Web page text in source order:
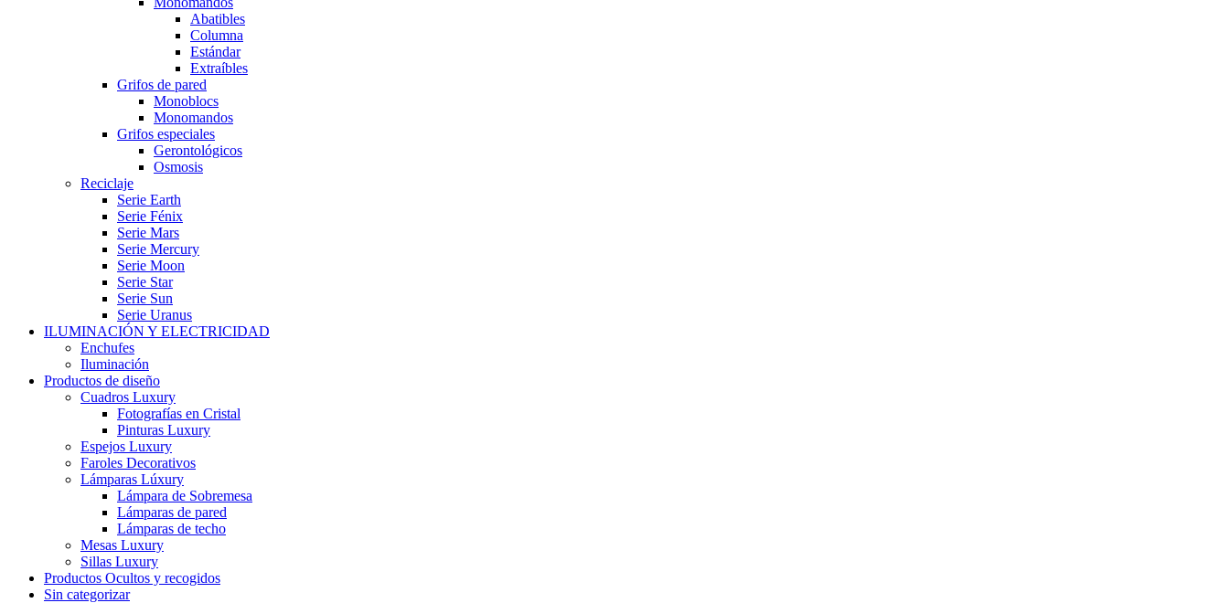
Abatibles
Columna
Estándar
Extraíbles
Grifos de pared
Monoblocs
Monomandos
Grifos especiales
Gerontológicos
Osmosis
Reciclaje
Serie Earth
Serie Fénix
Serie Mars
Serie Mercury
Serie Moon
Serie Star
Serie Sun
Serie Uranus
ILUMINACIÓN Y ELECTRICIDAD
Enchufes
Iluminación
Productos de diseño
Cuadros Luxury
Fotografías en Cristal
Pinturas Luxury
Espejos Luxury
Faroles Decorativos
Lámparas Lúxury
Lámpara de Sobremesa
Lámparas de pared
Lámparas de techo
Mesas Luxury
Sillas Luxury
Productos Ocultos y recogidos
Sin categorizar